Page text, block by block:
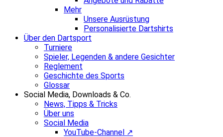
Mehr
Unsere Ausrüstung
Personalisierte Dartshirts
Über den Dartsport
Turniere
Spieler, Legenden & andere Gesichter
Reglement
Geschichte des Sports
Glossar
Social Media, Downloads & Co.
News, Tipps & Tricks
Über uns
Social Media
YouTube-Channel ↗